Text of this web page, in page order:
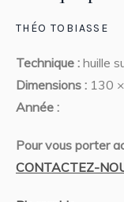
THÉO TOBIASSE
Technique : huille
Dimensions : 130
Année :
Pour vous porter
CONTACTEZ-